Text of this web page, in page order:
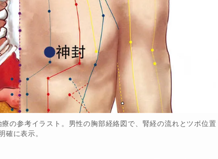
の参考イラスト。男性の胸部経絡図で、腎経の流れとツボ位置
確に表示。